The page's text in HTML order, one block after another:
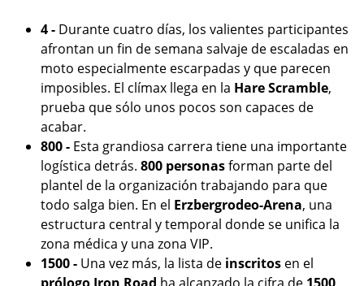
4 - Durante cuatro días, los valientes participantes
afrontan un fin de semana salvaje de escaladas en
moto especialmente escarpadas y que parecen
imposibles. El clímax llega en la Hare Scramble,
prueba que sólo unos pocos son capaces de
acabar.
800 - Esta grandiosa carrera tiene una importante
logística detrás. 800 personasforman parte del
plantel de la organización trabajando para que
todo salga bien. En el Erzbergrodeo-Arena, una
estructura central y temporal donde se unifica la
zona médica y una zona VIP.
1500 - Una vez más, la lista de inscritos en el
prólogo Iron Road ha alcanzado la cifra de 1500